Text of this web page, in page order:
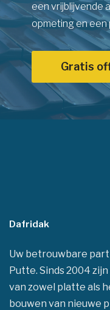
een vrijblijvende
opmeting en
Gratis
Dafridak
Uw betrouwbare
Putte. Sinds 2004
van zowel platte als
bouwen van nieuwe